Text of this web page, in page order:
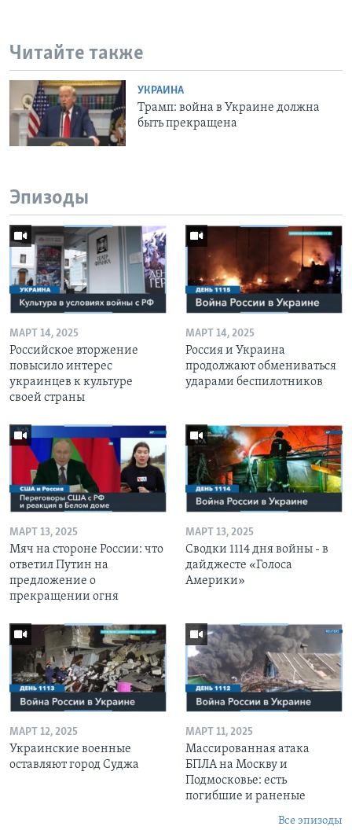
Читайте также
УКРАИНА
Трамп: война в Украине должна
быть прекращена
Эпизоды
МАРТ 14, 2025
Российское вторжение
повысило интерес
украинцев к культуре
своей страны
МАРТ 14, 2025
Россия и Украина
продолжают обмениваться
ударами беспилотников
МАРТ 13, 2025
Мяч на стороне России: что
ответил Путин на
предложение о
прекращении огня
МАРТ 13, 2025
Сводки 1114 дня войны - в
дайджесте «Голоса
Америки»
МАРТ 12, 2025
Украинские военные
оставляют город Суджа
МАРТ 11, 2025
Массированная атака
БПЛА на Москву и
Подмосковье: есть
погибшие и раненые
Все эпизоды